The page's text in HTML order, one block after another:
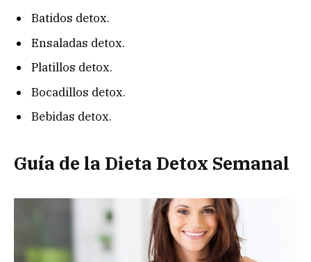
Batidos detox.
Ensaladas detox.
Platillos detox.
Bocadillos detox.
Bebidas detox.
Guía de la Dieta Detox Semanal